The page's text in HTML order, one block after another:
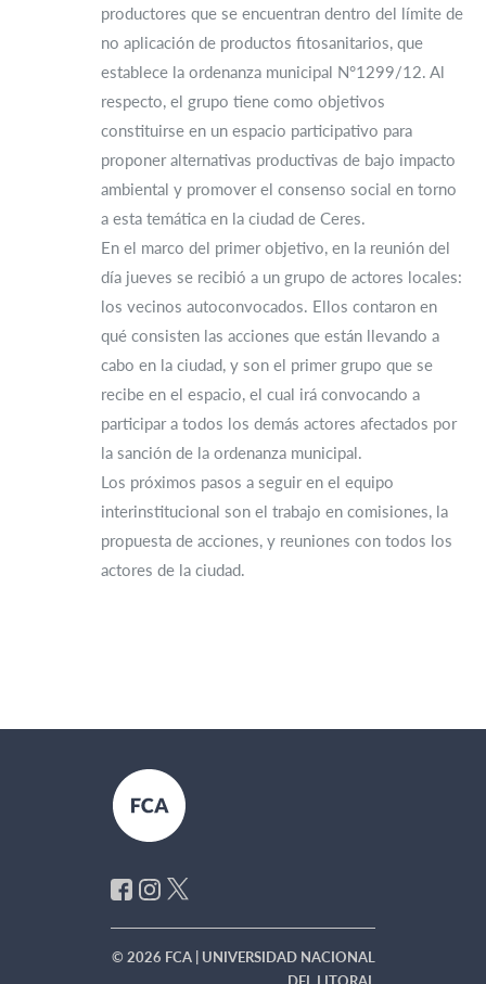
productores que se encuentran dentro del límite de
no aplicación de productos fitosanitarios, que
establece la ordenanza municipal N°1299/12. Al
respecto, el grupo tiene como objetivos
constituirse en un espacio participativo para
proponer alternativas productivas de bajo impacto
ambiental y promover el consenso social en torno
a esta temática en la ciudad de Ceres.
En el marco del primer objetivo, en la reunión del
día jueves se recibió a un grupo de actores locales:
los vecinos autoconvocados. Ellos contaron en
qué consisten las acciones que están llevando a
cabo en la ciudad, y son el primer grupo que se
recibe en el espacio, el cual irá convocando a
participar a todos los demás actores afectados por
la sanción de la ordenanza municipal.
Los próximos pasos a seguir en el equipo
interinstitucional son el trabajo en comisiones, la
propuesta de acciones, y reuniones con todos los
actores de la ciudad.
© 2026 FCA | UNIVERSIDAD NACIONAL